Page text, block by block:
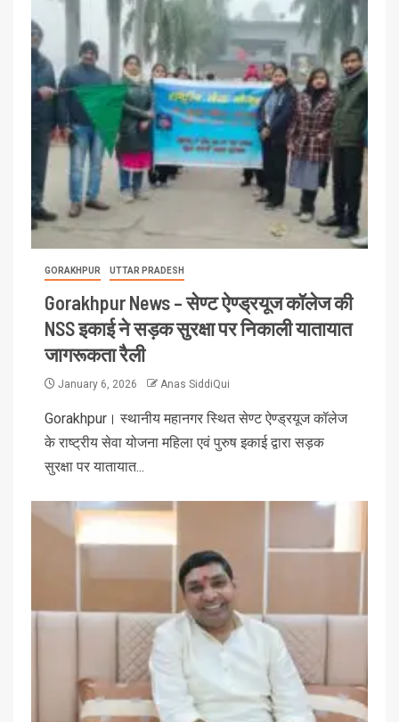
GORAKHPUR UTTAR PRADESH
Gorakhpur News – सेण्ट ऐण्ड्रयूज कॉलेज की
NSS इकाई ने सड़क सुरक्षा पर निकाली यातायात
जागरूकता रैली
January 6, 2026 Anas SiddiQui
Gorakhpur। स्थानीय महानगर स्थित सेण्ट ऐण्ड्रयूज कॉलेज
के राष्ट्रीय सेवा योजना महिला एवं पुरुष इकाई द्वारा सड़क
सुरक्षा पर यातायात...